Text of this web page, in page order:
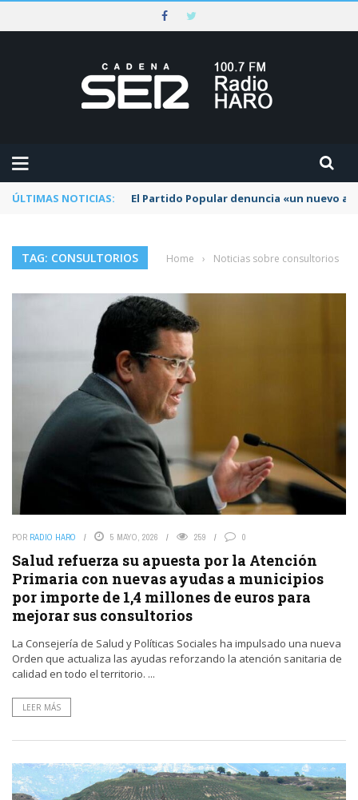
ÚLTIMAS NOTICIAS: El Partido Popular denuncia «un nuevo
TAG: CONSULTORIOS Home › Noticias sobre consultorios
POR RADIO HARO 5 MAYO, 2026 259 0
Salud refuerza su apuesta por la Atención
Primaria con nuevas ayudas a municipios
por importe de 1,4 millones de euros para
mejorar sus consultorios
La Consejería de Salud y Políticas Sociales ha impulsado una nueva
Orden que actualiza las ayudas reforzando la atención sanitaria de
calidad en todo el territorio. ...
LEER MÁS